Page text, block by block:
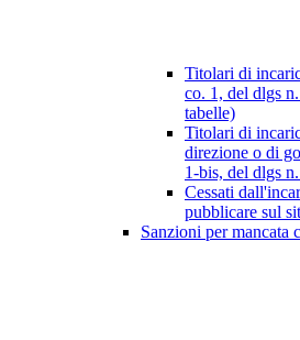
Titolari di
co. 1, del dlgs
tabelle)
Titolari di
direzione o di
1-bis, del dlgs
Cessati
pubblicare sul
Sanzioni per mancata